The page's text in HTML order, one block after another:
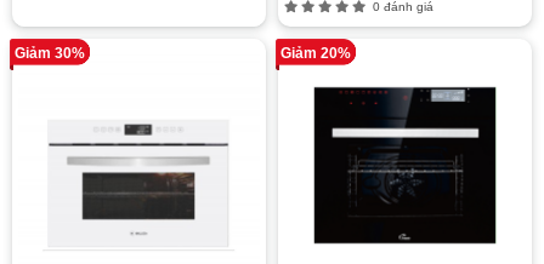
0 đánh giá
Giảm 30% Giảm 20%